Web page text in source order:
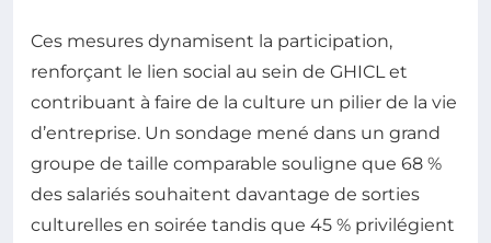
Ces mesures dynamisent la participation,
renforçant le lien social au sein de GHICL et
contribuant à faire de la culture un pilier de la vie
d’entreprise. Un sondage mené dans un grand
groupe de taille comparable souligne que 68 %
des salariés souhaitent davantage de sorties
culturelles en soirée tandis que 45 % privilégient